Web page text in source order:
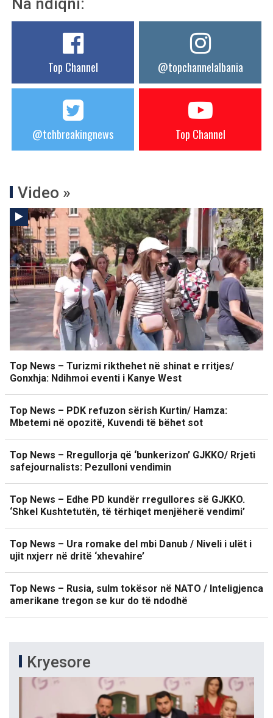
Na ndiqni:
Top Channel @topchannelalbania
@tchbreakingnews Top Channel
Video »
Top News – Turizmi rikthehet në shinat e rritjes/
Gonxhja: Ndihmoi eventi i Kanye West
Top News – PDK refuzon sërish Kurtin/ Hamza:
Mbetemi në opozitë, Kuvendi të bëhet sot
Top News – Rregullorja që ‘bunkerizon’ GJKKO/ Rrjeti
safejournalists: Pezulloni vendimin
Top News – Edhe PD kundër rregullores së GJKKO.
‘Shkel Kushtetutën, të tërhiqet menjëherë vendimi’
Top News – Ura romake del mbi Danub / Niveli i ulët i
ujit nxjerr në dritë ‘xhevahire’
Top News – Rusia, sulm tokësor në NATO / Inteligjenca
amerikane tregon se kur do të ndodhë
Kryesore